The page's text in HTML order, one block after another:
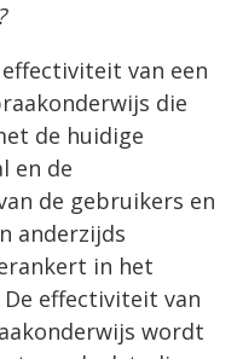
van een
die
de huidige
en de
de gebruikers en
anderzijds
in het
effectiviteit van
wordt